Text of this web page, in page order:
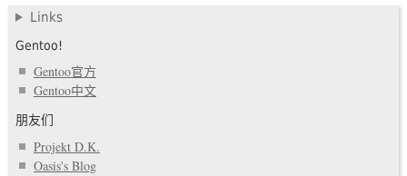
Links
Gentoo!
Gentoo官方
Gentoo中文
朋友们
Projekt D.K.
Oasis's Blog